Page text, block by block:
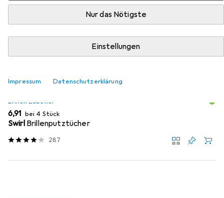
Nur das Nötigste
Einstellungen
Impressum Datenschutzerklärung
Zubehör und Brillenetui.
Relevanz
MENGENRABATT
Brillen Zubehör
EUR
6,91 bei 4 Stück
Swirl Brillenputztücher
287